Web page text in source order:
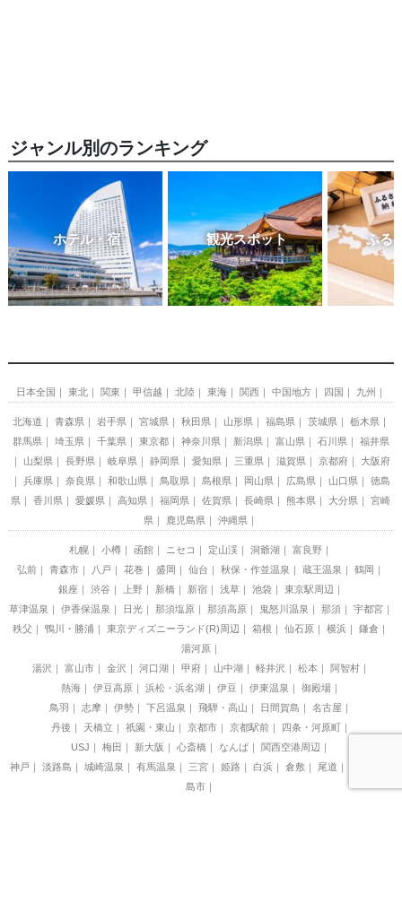
ジャンル別のランキング
ホテル・宿 観光スポット ふる
日本全国 東北 関東 甲信越 北陸 東海 関西 中国地方 四国 九州
北海道 青森県 岩手県 宮城県 秋田県 山形県 福島県 茨城県
栃木県
群馬県
埼玉県 千葉県 東京都 神奈川県 新潟県 富山県 石川県
福井県
山梨県
長野県 岐阜県 静岡県 愛知県 三重県 滋賀県 京都府
大阪府
兵庫県
奈良県 和歌山県 鳥取県 島根県 岡山県 広島県 山口県
徳島
県
香川県 愛媛県 高知県 福岡県 佐賀県 長崎県 熊本県 大分県
宮崎
県
鹿児島県 沖縄県
札幌 小樽 函館 ニセコ 定山渓 洞爺湖
富良野
弘前
青森市 八戸 花巻 盛岡 仙台 秋保・作並温泉 蔵王温泉
鶴岡
銀座
渋谷 上野 新橋 新宿 浅草 池袋
東京駅周辺
草津温泉
伊香保温泉 日光 那須塩原 那須高原 鬼怒川温泉 那須
宇都宮
秩父
鴨川・勝浦 東京ディズニーランド(R)周辺 箱根 仙石原 横浜
鎌倉
湯河原
湯沢
富山市 金沢 河口湖 甲府 山中湖 軽井沢 松本
阿智村
熱海
伊豆高原 浜松・浜名湖 伊豆 伊東温泉
御殿場
鳥羽
志摩 伊勢 下呂温泉 飛騨・高山 日間賀島
名古屋
丹後
天橋立 祇園・東山 京都市 京都駅前
四条・河原町
USJ
梅田 新大阪 心斎橋 なんば
関西空港周辺
神戸
淡路島 城崎温泉 有馬温泉 三宮 姫路 白浜 倉敷 尾道
島市